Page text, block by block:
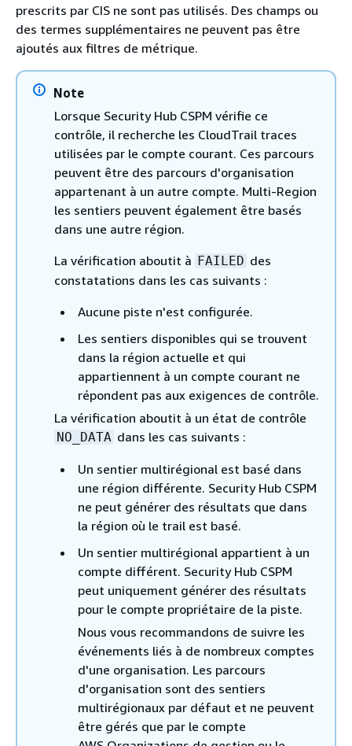
prescrits par CIS ne sont pas utilisés. Des champs ou
des termes supplémentaires ne peuvent pas être
ajoutés aux filtres de métrique.
Note
Lorsque Security Hub CSPM vérifie ce
contrôle, il recherche les CloudTrail traces
utilisées par le compte courant. Ces parcours
peuvent être des parcours d'organisation
appartenant à un autre compte. Multi-Region
les sentiers peuvent également être basés
dans une autre région.
La vérification aboutit à FAILED des
constatations dans les cas suivants :
Aucune piste n'est configurée.
Les sentiers disponibles qui se trouvent
dans la région actuelle et qui
appartiennent à un compte courant ne
répondent pas aux exigences de contrôle.
La vérification aboutit à un état de contrôle
NO_DATA dans les cas suivants :
Un sentier multirégional est basé dans
une région différente. Security Hub CSPM
ne peut générer des résultats que dans
la région où le trail est basé.
Un sentier multirégional appartient à un
compte différent. Security Hub CSPM
peut uniquement générer des résultats
pour le compte propriétaire de la piste.
Nous vous recommandons de suivre les
événements liés à de nombreux comptes
d'une organisation. Les parcours
d'organisation sont des sentiers
multirégionaux par défaut et ne peuvent
être gérés que par le compte